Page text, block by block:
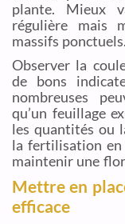
plante. Mieux
régulière mais
massifs ponctuels.
Observer la
de bons
nombreuses
qu’un feuillage
les quantités ou
la fertilisation en
maintenir une
Mettre en
efficace